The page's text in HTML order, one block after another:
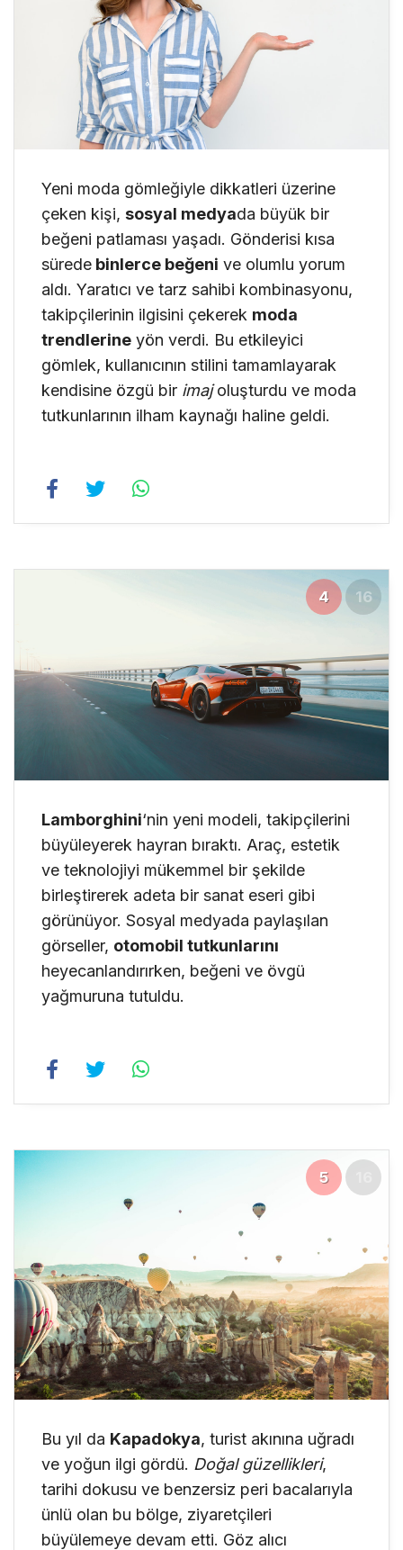
Yeni moda gömleğiyle dikkatleri üzerine
çeken kişi, sosyal medyada büyük bir
beğeni patlaması yaşadı. Gönderisi kısa
sürede binlerce beğeni ve olumlu yorum
aldı. Yaratıcı ve tarz sahibi kombinasyonu,
takipçilerinin ilgisini çekerek moda
trendlerine yön verdi. Bu etkileyici
gömlek, kullanıcının stilini tamamlayarak
kendisine özgü bir imajoluşturdu ve moda
tutkunlarının ilham kaynağı haline geldi.
4 16
Lamborghini‘nin yeni modeli, takipçilerini
büyüleyerek hayran bıraktı. Araç, estetik
ve teknolojiyi mükemmel bir şekilde
birleştirerek adeta bir sanat eseri gibi
görünüyor. Sosyal medyada paylaşılan
görseller, otomobil tutkunlarını
heyecanlandırırken, beğeni ve övgü
yağmuruna tutuldu.
5
Bu yıl da Kapadokya, turist akınına uğradı
ve yoğun ilgi gördü. Doğal güzellikleri,
tarihi dokusu ve benzersiz peri bacalarıyla
ünlü olan bu bölge, ziyaretçileri
büyülemeye devam etti. Göz alıcı